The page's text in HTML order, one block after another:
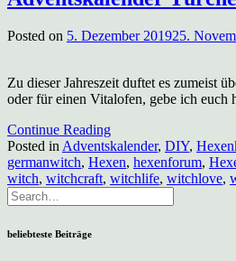
Posted on 5. Dezember 201925.
Zu dieser Jahreszeit duftet es zumeist
oder für einen Vitalofen, gebe ich euch
Continue Reading
Posted inAdventskalender, DIY,
germanwitch, Hexen, hexenforum,
witch, witchcraft, witchlife, witchlove,
beliebteste Beiträge